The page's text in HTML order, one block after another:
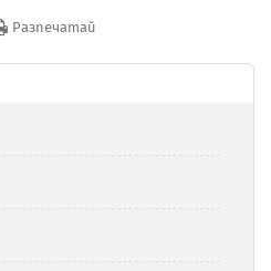
Разпечатай